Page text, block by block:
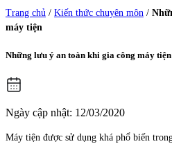
Trang chủ / Kiến thức chuyên môn /
máy tiện
Những lưu ý an toàn khi gia công máy tiện
Ngày cập nhật: 12/03/2020
Máy tiện được sử dụng khá phổ biến